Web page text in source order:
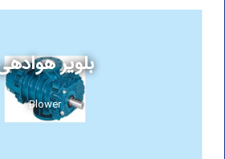
بلویر
Blower